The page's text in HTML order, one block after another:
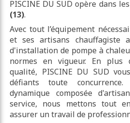
PISCINE DU SUD opère dans
(13).
Avec tout l’équipement
et ses artisans chauffagiste
d'installation de pompe à
normes en vigueur. En plus
qualité, PISCINE DU SUD
défiants toute
dynamique composée
service, nous mettons tout
assurer un travail de